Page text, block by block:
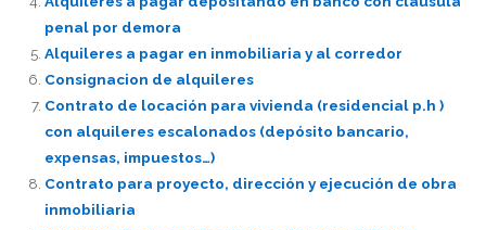
penal por demora
Alquileres a pagar en inmobiliaria y al corredor
Consignacion de alquileres
Contrato de locación para vivienda (residencial p.h )
con alquileres escalonados (depósito bancario,
expensas, impuestos…)
Contrato para proyecto, dirección y ejecución de obra
inmobiliaria